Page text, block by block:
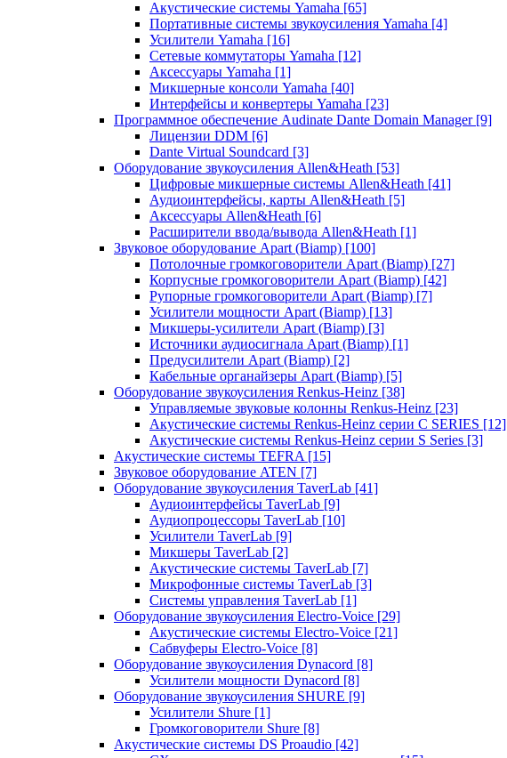
Акустические системы Yamaha [65]
Портативные системы звукоусиления Yamaha [4]
Усилители Yamaha [16]
Сетевые коммутаторы Yamaha [12]
Аксессуары Yamaha [1]
Микшерные консоли Yamaha [40]
Интерфейсы и конвертеры Yamaha [23]
Программное обеспечение Audinate Dante Domain Manager [9]
Лицензии DDM [6]
Dante Virtual Soundcard [3]
Оборудование звукоусиления Allen&Heath [53]
Цифровые микшерные системы Allen&Heath [41]
Аудиоинтерфейсы, карты Allen&Heath [5]
Аксессуары Allen&Heath [6]
Расширители ввода/вывода Allen&Heath [1]
Звуковое оборудование Apart (Biamp) [100]
Потолочные громкоговорители Apart (Biamp) [27]
Корпусные громкоговорители Apart (Biamp) [42]
Рупорные громкоговорители Apart (Biamp) [7]
Усилители мощности Apart (Biamp) [13]
Микшеры-усилители Apart (Biamp) [3]
Источники аудиосигнала Apart (Biamp) [1]
Предусилители Apart (Biamp) [2]
Кабельные органайзеры Apart (Biamp) [5]
Оборудование звукоусиления Renkus-Heinz [38]
Управляемые звуковые колонны Renkus-Heinz [23]
Акустические системы Renkus-Heinz серии C SERIES [12]
Акустические системы Renkus-Heinz серии S Series [3]
Акустические системы TEFRA [15]
Звуковое оборудование ATEN [7]
Оборудование звукоусиления TaverLab [41]
Аудиоинтерфейсы TaverLab [9]
Аудиопроцессоры TaverLab [10]
Усилители TaverLab [9]
Микшеры TaverLab [2]
Акустические системы TaverLab [7]
Микрофонные системы TaverLab [3]
Системы управления TaverLab [1]
Оборудование звукоусиления Electro-Voice [29]
Акустические системы Electro-Voice [21]
Сабвуферы Electro-Voice [8]
Оборудование звукоусиления Dynacord [8]
Усилители мощности Dynacord [8]
Оборудование звукоусиления SHURE [9]
Усилители Shure [1]
Громкоговорители Shure [8]
Акустические системы DS Proaudio [42]